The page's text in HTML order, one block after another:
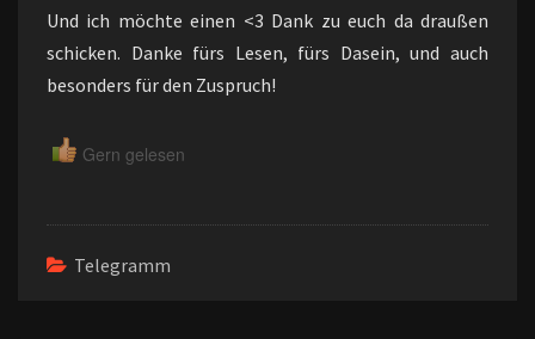
Und ich möchte einen <3 Dank zu euch da draußen
schicken. Danke fürs Lesen, fürs Dasein, und auch
besonders für den Zuspruch!
Gern gelesen
Telegramm